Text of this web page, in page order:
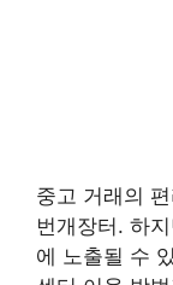
중고 거래의
번개장터. 하
에 노출될 수